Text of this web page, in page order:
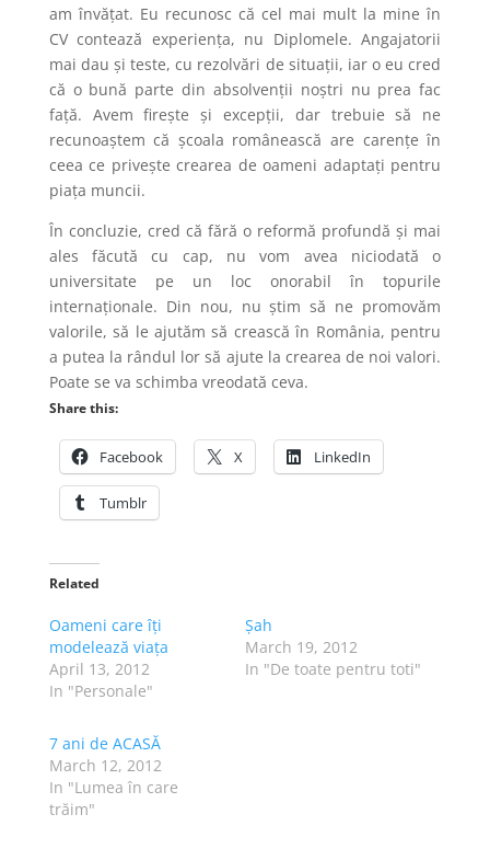
am învățat. Eu recunosc că cel mai mult la mine în
CV contează experiența, nu Diplomele. Angajatorii
mai dau și teste, cu rezolvări de situații, iar o eu cred
că o bună parte din absolvenții noștri nu prea fac
față. Avem firește și excepții, dar trebuie să ne
recunoaștem că școala românească are carențe în
ceea ce privește crearea de oameni adaptați pentru
piața muncii.
În concluzie, cred că fără o reformă profundă și mai
ales făcută cu cap, nu vom avea niciodată o
universitate pe un loc onorabil în topurile
internaționale. Din nou, nu știm să ne promovăm
valorile, să le ajutăm să crească în România, pentru
a putea la rândul lor să ajute la crearea de noi valori.
Poate se va schimba vreodată ceva.
Share this:
Facebook X LinkedIn
Tumblr
Related
Oameni care îți
modelează viața
April 13, 2012
In "Personale"
Șah
March 19, 2012
In "De toate pentru toti"
7 ani de ACASĂ
March 12, 2012
In "Lumea în care
trăim"